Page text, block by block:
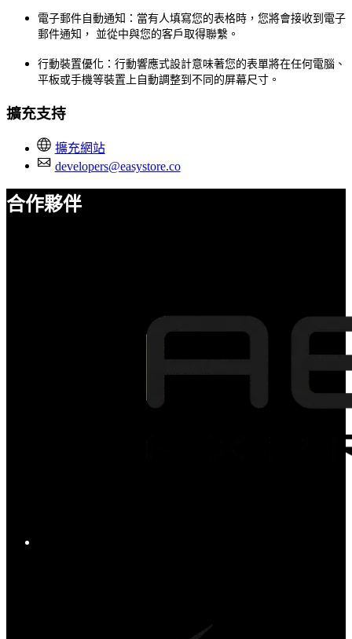
電子郵件自動通知：當有人填寫您的表格時，您將會接收到電子
郵件通知， 並從中與您的客戶取得聯繫。
行動裝置優化：行動響應式設計意味著您的表單將在任何電腦、
平板或手機等裝置上自動調整到不同的屏幕尺寸。
擴充支持
擴充網站
developers@easystore.co
合作夥伴